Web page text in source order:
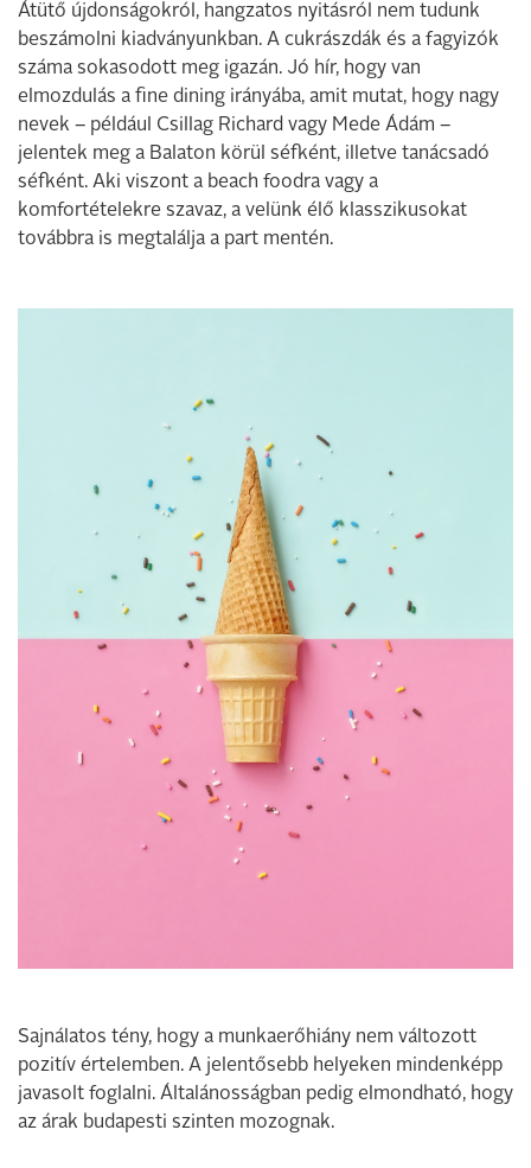
Átütő újdonságokról, hangzatos nyitásról nem tudunk
beszámolni kiadványunkban. A cukrászdák és a fagyizók
száma sokasodott meg igazán. Jó hír, hogy van
elmozdulás a fine dining irányába, amit mutat, hogy nagy
nevek – például Csillag Richard vagy Mede Ádám –
jelentek meg a Balaton körül séfként, illetve tanácsadó
séfként. Aki viszont a beach foodra vagy a
komfortételekre szavaz, a velünk élő klasszikusokat
továbbra is megtalálja a part mentén.
Sajnálatos tény, hogy a munkaerőhiány nem változott
pozitív értelemben. A jelentősebb helyeken mindenképp
javasolt foglalni. Általánosságban pedig elmondható, hogy
az árak budapesti szinten mozognak.